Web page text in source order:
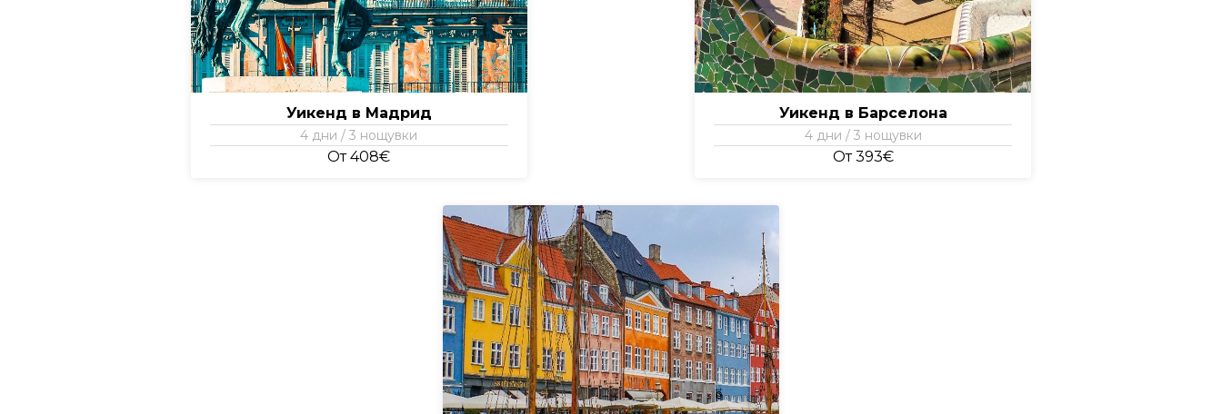
Уикенд в Мадрид
4 дни / 3 нощувки
От 408€
Уикенд в Барселона
4 дни / 3 нощувки
От 393€